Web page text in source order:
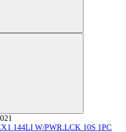
144LI W/PWR.LCK 10S 1PC